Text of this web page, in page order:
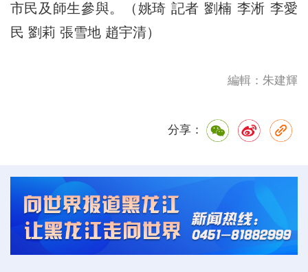
市民及師生參與。（姚琦 記者 劉楠 李淅 李愛
民 劉莉 張雪地 趙宇清）
編輯：朱建輝
分享：